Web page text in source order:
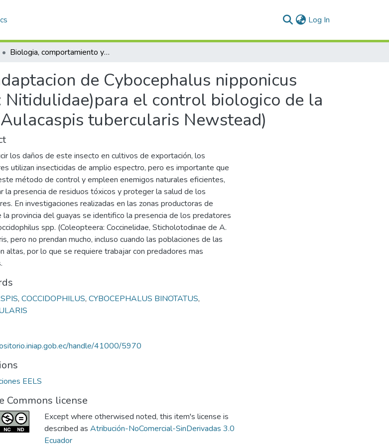
Log In
Biologia, comportamiento y adaptacion de Cybocephalus nipponicus Endrody-Younga (Coleoptera: Nitidulidae)para el control biologico de la "Escama blanca" del mango (Aulacaspis tubercularis Newstead)
de Cybocephalus nipponicus
Nitidulidae)para el control biologico de la
tubercularis Newstead)
los daños de este insecto en cultivos de exportación, los
utilizan insecticidas de amplio espectro, pero es importante que
método de control y empleen enemigos naturales eficientes,
la presencia de residuos tóxicos y proteger la salud de los
En investigaciones realizadas en las zonas productoras de
la provincia del guayas se identifico la presencia de los predatores
spp. (Coleopteera: Coccinelidae, Sticholotodinae de A.
pero no prendan mucho, incluso cuando las poblaciones de las
altas, por lo que se requiere trabajar con predadores mas
, COCCIDOPHILUS, CYBOCEPHALUS BINOTATUS,
handle/41000/5970
EELS
Commons license
Except where otherwised noted, this item's license is
described as Atribución-NoComercial-SinDerivadas 3.0
Ecuador